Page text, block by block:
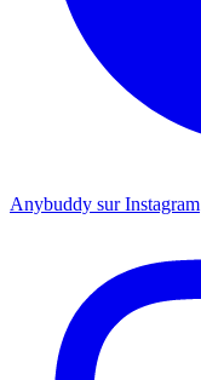
Anybuddy sur Instagram